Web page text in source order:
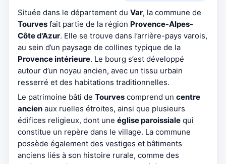
Située dans le département du Var, la commune de
Tourves fait partie de la région Provence-Alpes-
Côte d’Azur. Elle se trouve dans l’arrière-pays varois,
au sein d’un paysage de collines typique de la
Provence intérieure. Le bourg s’est développé
autour d’un noyau ancien, avec un tissu urbain
resserré et des habitations traditionnelles.
Le patrimoine bâti de Tourves comprend un centre
ancien aux ruelles étroites, ainsi que plusieurs
édifices religieux, dont une église paroissiale qui
constitue un repère dans le village. La commune
possède également des vestiges et bâtiments
anciens liés à son histoire rurale, comme des